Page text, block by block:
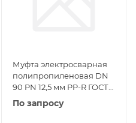
Муфта электросварная
полипропиленовая DN
90 PN 12,5 мм PP-R ГОСТ
32415-2013
По запросу